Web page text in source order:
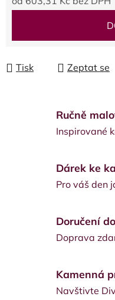
Tisk Zeptat se
Ručně
Inspirované
Dárek ke
Pro váš den
Doručení
Doprava
Kamenná
Navštivte